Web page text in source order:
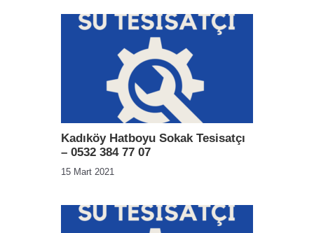
Kadıköy Hatboyu Sokak Tesisatçı
– 0532 384 77 07
15 Mart 2021